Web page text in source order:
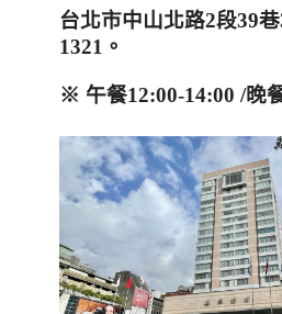
台北市中山北路2段39巷
1321 。
※ 午餐12:00-14:00 /晚